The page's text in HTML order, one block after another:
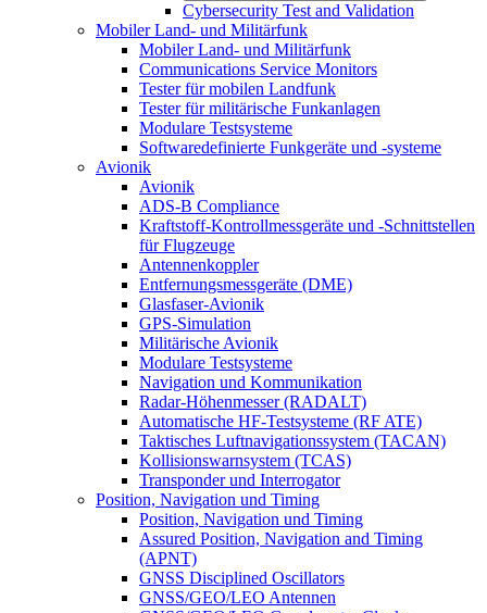
Cybersecurity Test and Validation
Mobiler Land- und Militärfunk
Mobiler Land- und Militärfunk
Communications Service Monitors
Tester für mobilen Landfunk
Tester für militärische Funkanlagen
Modulare Testsysteme
Softwaredefinierte Funkgeräte und -systeme
Avionik
Avionik
ADS-B Compliance
Kraftstoff-Kontrollmessgeräte und -Schnittstellen
für Flugzeuge
Antennenkoppler
Entfernungsmessgeräte (DME)
Glasfaser-Avionik
GPS-Simulation
Militärische Avionik
Modulare Testsysteme
Navigation und Kommunikation
Radar-Höhenmesser (RADALT)
Automatische HF-Testsysteme (RF ATE)
Taktisches Luftnavigationssystem (TACAN)
Kollisionswarnsystem (TCAS)
Transponder und Interrogator
Position, Navigation und Timing
Position, Navigation und Timing
Assured Position, Navigation and Timing
(APNT)
GNSS Disciplined Oscillators
GNSS/GEO/LEO Antennen